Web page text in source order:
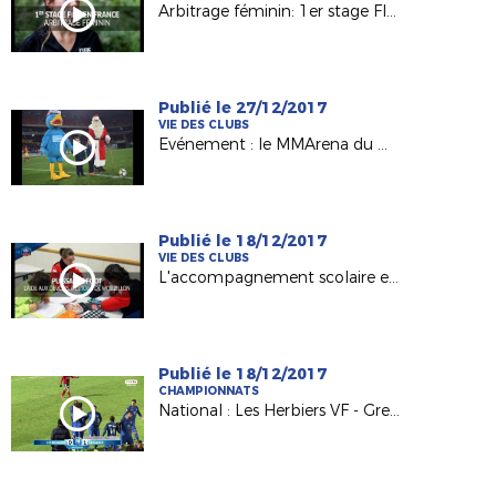
Arbitrage féminin: 1er stage FIFA en France
Publié le 27/12/2017
VIE DES CLUBS
Evénement : le MMArena du Mans FC en mode Noël !
Publié le 18/12/2017
VIE DES CLUBS
L'accompagnement scolaire en lumière avec l'Etoile Mouzillonnaise
Publié le 18/12/2017
CHAMPIONNATS
National : Les Herbiers VF - Grenoble Foot 38 (0-1)